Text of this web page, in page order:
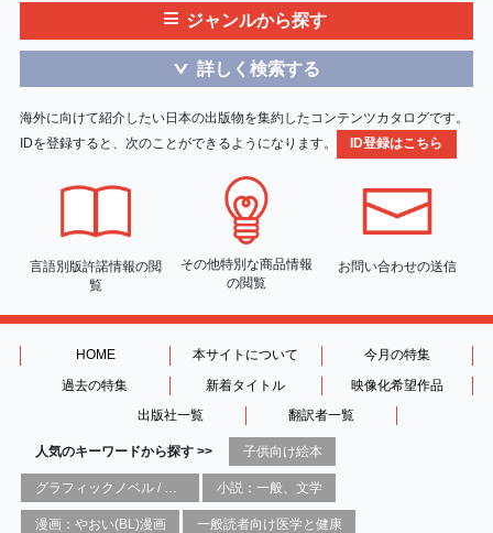
≡ ジャンルから探す
＞ 詳しく検索する
海外に向けて紹介したい日本の出版物を集約したコンテンツカタログです。
IDを登録すると、次のことができるようになります。
ID登録はこちら
言語別版許諾情報の閲
覧
その他特別な商品情報
の閲覧
お問い合わせの送信
HOME 本サイトについて
今月の特集
過去の特集
新着タイトル
映像化希望作品
出版社一覧
翻訳者一覧
人気のキーワードから探す >> 子供向け絵本
小説：一般、文学
漫画：やおい(BL)漫画 一般読者向け医学と健康